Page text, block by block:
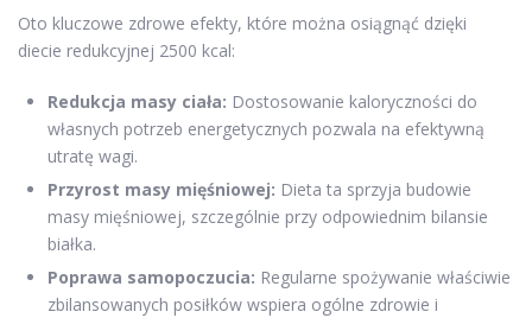
Oto kluczowe zdrowe efekty, które można osiągnąć dzięki
diecie redukcyjnej 2500 kcal:
Redukcja masy ciała: Dostosowanie kaloryczności do
własnych potrzeb energetycznych pozwala na efektywną
utratę wagi.
Przyrost masy mięśniowej: Dieta ta sprzyja budowie
masy mięśniowej, szczególnie przy odpowiednim bilansie
białka.
Poprawa samopoczucia: Regularne spożywanie właściwie
zbilansowanych posiłków wspiera ogólne zdrowie i